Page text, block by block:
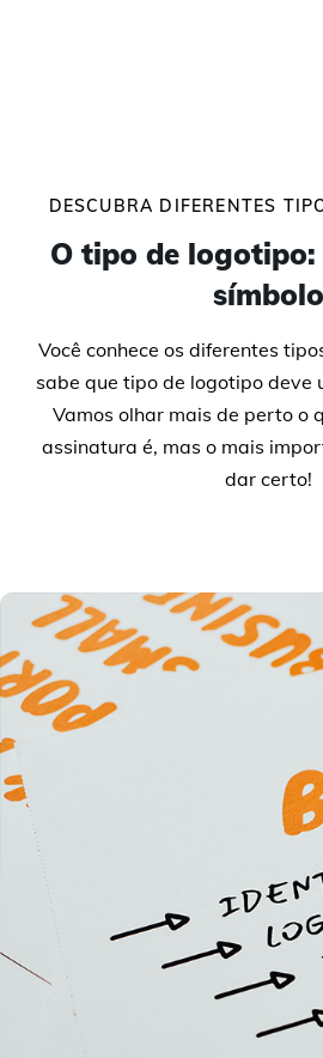
O tipo de
símbolo
DESCUBRA DIFERENTES
Você conhece os diferentes
sabe que tipo de logotipo deve
Vamos olhar mais de perto o
assinatura é, mas o mais
dar certo!